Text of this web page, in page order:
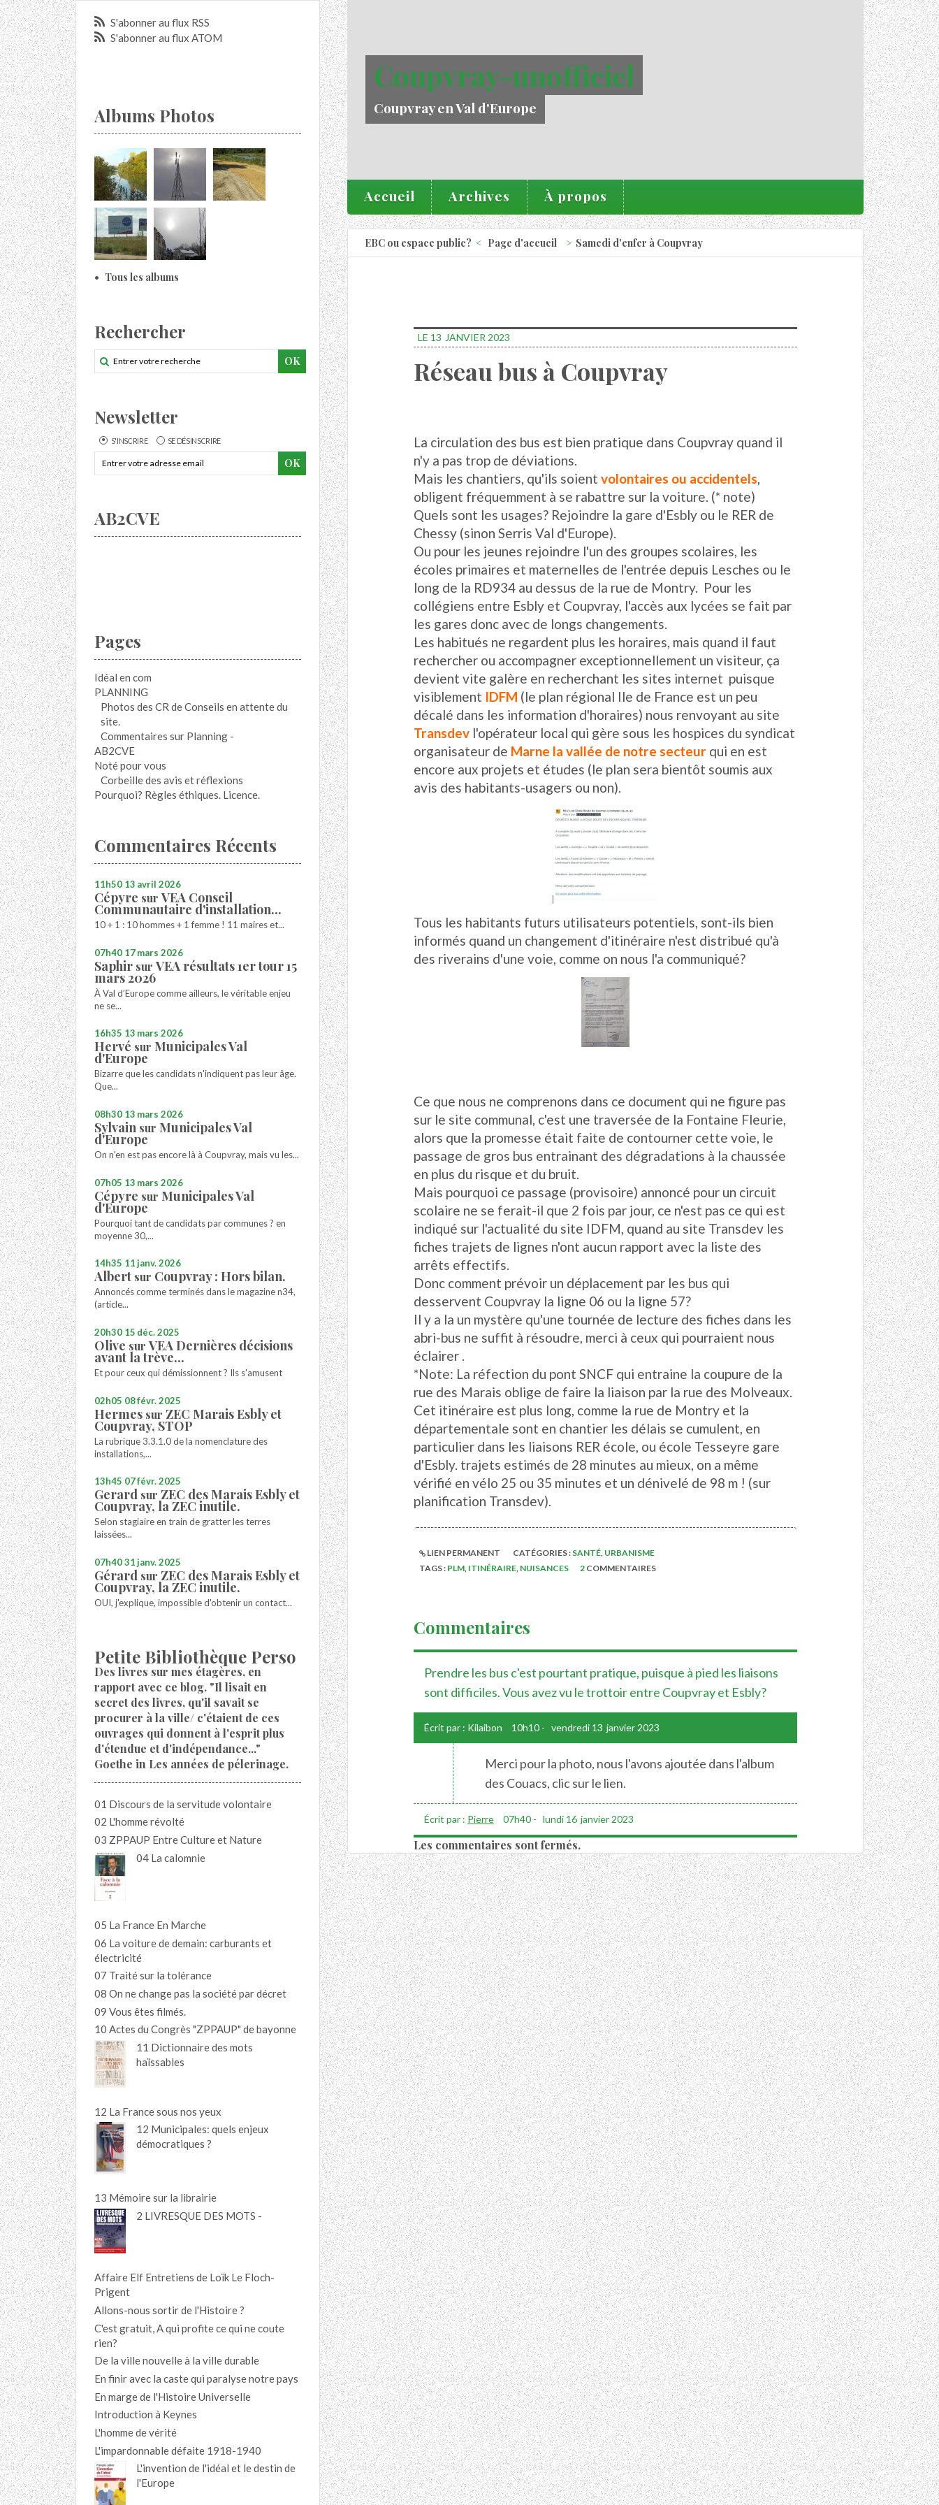
S'abonner au flux RSS
S'abonner au flux ATOM
Albums Photos
Tous les albums
Rechercher
Newsletter
S'INSCRIRE SE DÉSINSCRIRE
AB2CVE
Pages
Idéal en com
PLANNING
Photos des CR de Conseils en attente du
site.
Commentaires sur Planning -
AB2CVE
Noté pour vous
Corbeille des avis et réflexions
Pourquoi? Règles éthiques. Licence.
Commentaires Récents
11h50 13 avril 2026
Cépyre sur VEA Conseil
Communautaire d'installation...
10 + 1 : 10 hommes + 1 femme ! 11 maires et...
07h40 17mars 2026
Saphir sur VEA résultats 1er tour 15
mars 2026
À Val d’Europe comme ailleurs, le véritable enjeu
ne se...
16h35 13 mars 2026
Hervé sur Municipales Val
d'Europe
Bizarre que les candidats n'indiquent pas leur âge.
Que...
08h30 13 mars 2026
Sylvain sur Municipales Val
d'Europe
On n'en est pas encore là à Coupvray, mais vu les...
07h05 13 mars 2026
Cépyre sur Municipales Val
d'Europe
Pourquoi tant de candidats par communes ? en
moyenne 30,...
14h35 11janv. 2026
Albert sur Coupvray : Hors bilan.
Annoncés comme terminés dans le magazine n34,
(article...
20h30 15 déc. 2025
Olive sur VEA Dernières décisions
avant la trève...
Et pour ceux qui démissionnent ? Ils s'amusent
02h05 08févr. 2025
Hermes sur ZEC Marais Esbly et
Coupvray, STOP
La rubrique 3.3.1.0 de la nomenclature des
installations,...
13h45 07févr. 2025
Gerard sur ZEC des Marais Esbly et
Coupvray, la ZEC inutile.
Selon stagiaire en train de gratter les terres
laissées...
07h4031janv. 2025
Gérard sur ZEC des Marais Esbly et
Coupvray, la ZEC inutile.
OUI, j'explique, impossible d'obtenir un contact...
Petite Bibliothèque Perso
Des livres sur mes étagères, en
rapport avec ce blog. "Il lisait en
secret des livres, qu'il savait se
procurer à la ville/ c'étaient de ces
ouvrages qui donnent à l'esprit plus
d'étendue et d'indépendance..."
Goethe in Les années de pélerinage.
01 Discours de la servitude volontaire
02 L'homme révolté
03 ZPPAUP Entre Culture et Nature
04 La calomnie
05 La France En Marche
06 La voiture de demain: carburants et
électricité
07 Traité sur la tolérance
08 On ne change pas la société par décret
09 Vous êtes filmés.
10 Actes du Congrès "ZPPAUP" de bayonne
11 Dictionnaire des mots
haïssables
12 La France sous nos yeux
12 Municipales: quels enjeux
démocratiques ?
13 Mémoire sur la librairie
2 LIVRESQUE DES MOTS -
Affaire Elf Entretiens de Loïk Le Floch-
Prigent
Allons-nous sortir de l'Histoire ?
C'est gratuit, A qui profite ce qui ne coute
rien?
De la ville nouvelle à la ville durable
En finir avec la caste qui paralyse notre pays
En marge de l'Histoire Universelle
Introduction à Keynes
L'homme de vérité
L'impardonnable défaite 1918-1940
L'invention de l'idéal et le destin de
l'Europe
Coupvray-unofficiel
Coupvray en Val d'Europe
Accueil Archives À propos
EBC ou espace public? Page d'accueil Samedi d'enfer à Coupvray
LE 13 JANVIER 2023
Réseau bus à Coupvray
La circulation des bus est bien pratique dans Coupvray quand il
n'y a pas trop de déviations.
Mais les chantiers, qu'ils soient volontaires ou accidentels,
obligent fréquemment à se rabattre sur la voiture. (* note)
Quels sont les usages? Rejoindre la gare d'Esbly ou le RER de
Chessy (sinon Serris Val d'Europe).
Ou pour les jeunes rejoindre l'un des groupes scolaires, les
écoles primaires et maternelles de l'entrée depuis Lesches ou le
long de la RD934 au dessus de la rue de Montry. Pour les
collégiens entre Esbly et Coupvray, l'accès aux lycées se fait par
les gares donc avec de longs changements.
Les habitués ne regardent plus les horaires, mais quand il faut
rechercher ou accompagner exceptionnellement un visiteur, ça
devient vite galère en recherchant les sites internet puisque
visiblement IDFM (le plan régional Ile de France est un peu
décalé dans les information d'horaires) nous renvoyant au site
Transdev l'opérateur local qui gère sous les hospices du syndicat
organisateur de Marne la vallée de notre secteurqui en est
encore aux projets et études (le plan sera bientôt soumis aux
avis des habitants-usagers ou non).
Tous les habitants futurs utilisateurs potentiels, sont-ils bien
informés quand un changement d'itinéraire n'est distribué qu'à
des riverains d'une voie, comme on nous l'a communiqué?
Ce que nous ne comprenons dans ce document qui ne figure pas
sur le site communal, c'est une traversée de la Fontaine Fleurie,
alors que la promesse était faite de contourner cette voie, le
passage de gros bus entrainant des dégradations à la chaussée
en plus du risque et du bruit.
Mais pourquoi ce passage (provisoire) annoncé pour un circuit
scolaire ne se ferait-il que 2 fois par jour, ce n'est pas ce qui est
indiqué sur l'actualité du site IDFM, quand au site Transdev les
fiches trajets de lignes n'ont aucun rapport avec la liste des
arrêts effectifs.
Donc comment prévoir un déplacement par les bus qui
desservent Coupvray la ligne 06 ou la ligne 57?
Il y a la un mystère qu'une tournée de lecture des fiches dans les
abri-bus ne suffit à résoudre, merci à ceux qui pourraient nous
éclairer .
*Note: La réfection du pont SNCF qui entraine la coupure de la
rue des Marais oblige de faire la liaison par la rue des Molveaux.
Cet itinéraire est plus long, comme la rue de Montry et la
départementale sont en chantier les délais se cumulent, en
particulier dans les liaisons RER école, ou école Tesseyre gare
d'Esbly. trajets estimés de 28 minutes au mieux, on a même
vérifié en vélo 25 ou 35 minutes et un dénivelé de 98 m ! (sur
planification Transdev).
LIEN PERMANENT CATÉGORIES : SANTÉ, URBANISME
TAGS : PLM, ITINÉRAIRE, NUISANCES 2 COMMENTAIRES
Commentaires
Prendre les bus c'est pourtant pratique, puisque à pied les liaisons
sont difficiles. Vous avez vu le trottoir entre Coupvray et Esbly?
Écrit par : Kilaibon 10h10- vendredi 13 janvier 2023
Merci pour la photo, nous l'avons ajoutée dans l'album
des Couacs, clic sur le lien.
Écrit par : Pierre 07h40- lundi 16 janvier 2023
Les commentaires sont fermés.